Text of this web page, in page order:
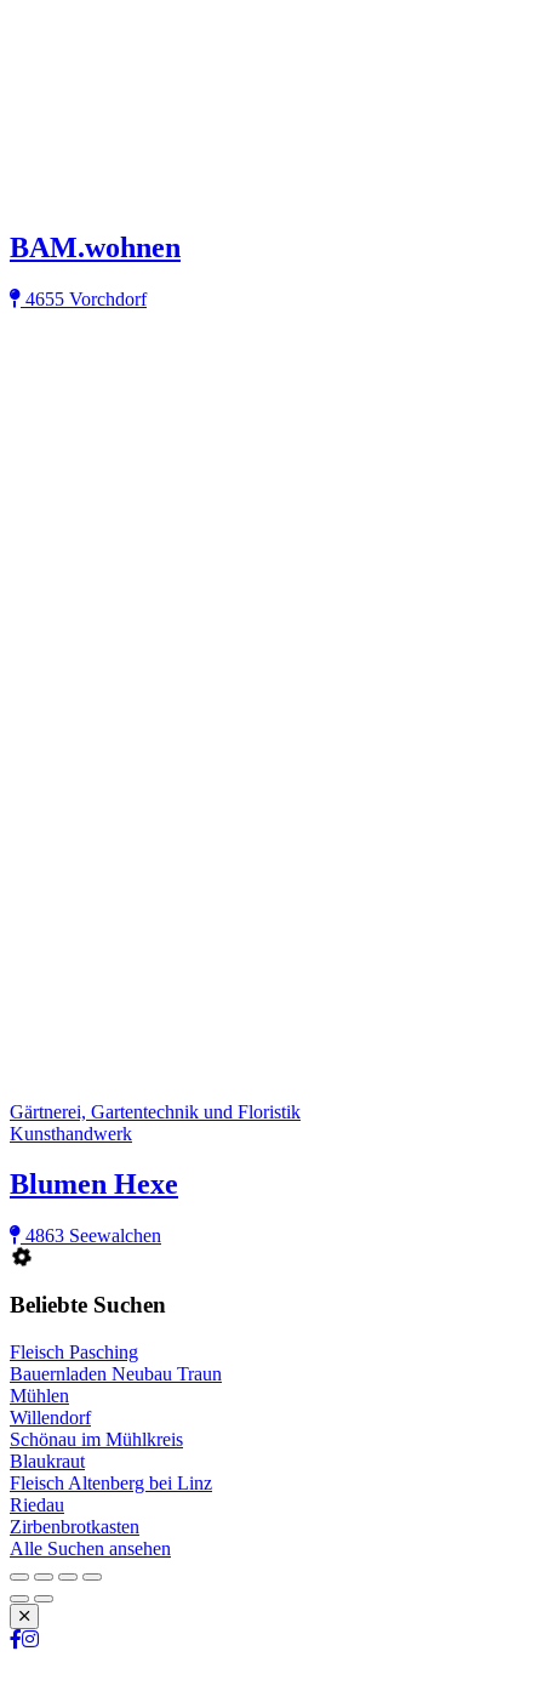
BAM.wohnen
4655 Vorchdorf
Gärtnerei, Gartentechnik und Floristik
Kunsthandwerk
Blumen Hexe
4863 Seewalchen
Beliebte Suchen
Fleisch Pasching
Bauernladen Neubau Traun
Mühlen
Willendorf
Schönau im Mühlkreis
Blaukraut
Fleisch Altenberg bei Linz
Riedau
Zirbenbrotkasten
Alle Suchen ansehen
Schließen